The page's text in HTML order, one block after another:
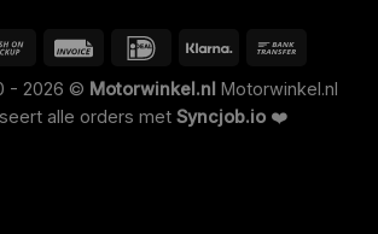
- 2026 © Motorwinkel.nl Motorwinkel.nl
alle orders met Syncjob.io ❤️